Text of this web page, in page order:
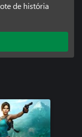
de história